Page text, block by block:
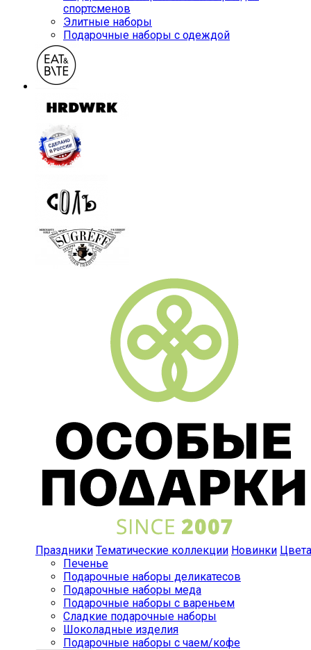
спортсменов
Элитные наборы
Подарочные наборы с одеждой
Праздники Тематические коллекции Новинки Цвета
Печенье
Подарочные наборы деликатесов
Подарочные наборы меда
Подарочные наборы с вареньем
Сладкие подарочные наборы
Шоколадные изделия
Подарочные наборы с чаем/кофе